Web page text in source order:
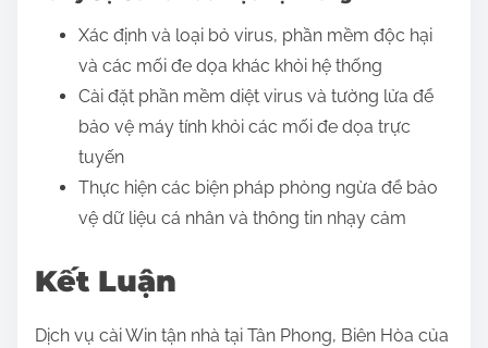
Xác định và loại bỏ virus, phần mềm độc hại
và các mối đe dọa khác khỏi hệ thống
Cài đặt phần mềm diệt virus và tường lửa để
bảo vệ máy tính khỏi các mối đe dọa trực
tuyến
Thực hiện các biện pháp phòng ngừa để bảo
vệ dữ liệu cá nhân và thông tin nhạy cảm
Kết Luận
Dịch vụ cài Win tận nhà tại Tân Phong, Biên Hòa của